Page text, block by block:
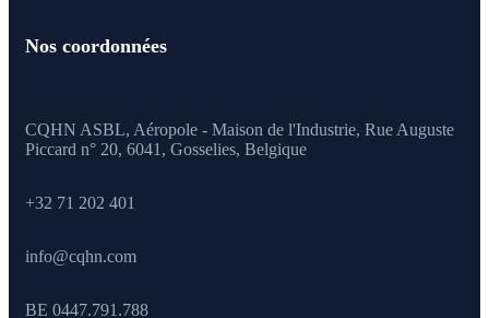
Nos coordonnées
CQHN ASBL, Aéropole - Maison de l'Industrie, Rue Auguste
Piccard n° 20, 6041, Gosselies, Belgique
+32 71 202 401
info@cqhn.com
BE 0447.791.788